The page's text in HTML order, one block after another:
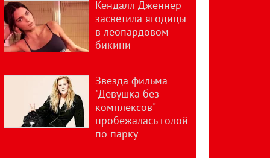
Кендалл Дженнер
засветила ягодицы
в леопардовом
бикини
Звезда фильма
"Девушка без
комплексов"
пробежалась голой
по парку